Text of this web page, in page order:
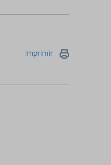
Imprimir